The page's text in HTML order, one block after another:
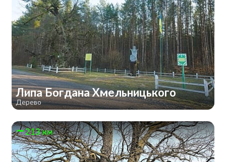
Липа Богдана Хмельницького
Дерево
213 км